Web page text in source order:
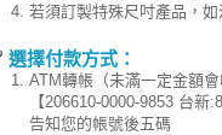
4. 若須訂製特殊尺吋產品，
選擇付款方式：
1. ATM轉帳（未滿一定金額
【206610-0000-9853 台
告知您的帳號後五碼